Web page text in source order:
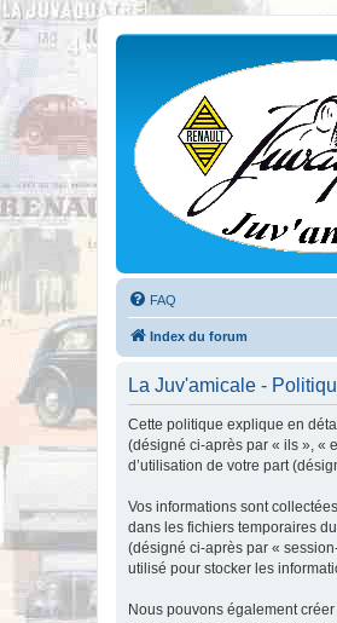
FAQ
Index du forum
La Juv'amicale -
Cette politique explique en
(désigné ci-après par « ils », «
d’utilisation de votre part
Vos informations sont
dans les fichiers temporaires
(désigné ci-après par «
utilisé pour stocker les
Nous pouvons également